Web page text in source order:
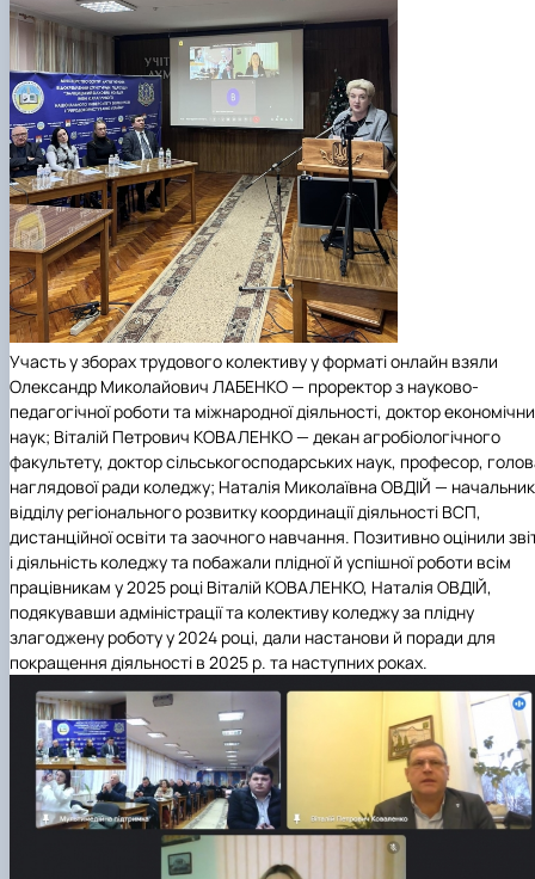
Участь у зборах трудового колективу у форматі онлайн взяли
Олександр Миколайович ЛАБЕНКО — проректор з науково-
педагогічної роботи та міжнародної діяльності, доктор
наук; Віталій Петрович КОВАЛЕНКО — декан агробіологічного
факультету, доктор сільськогосподарських наук, професор,
наглядової ради коледжу; Наталія Миколаївна ОВДІЙ — начальник
відділу регіонального розвитку координації діяльності ВСП,
дистанційної освіти та заочного навчання. Позитивно оцінили
і діяльність коледжу та побажали плідної й успішної роботи всім
працівникам у 2025 році Віталій КОВАЛЕНКО, Наталія ОВДІЙ,
подякувавши адміністрації та колективу коледжу за плідну
злагоджену роботу у 2024 році, дали настанови й поради для
покращення діяльності в 2025 р. та наступних роках.